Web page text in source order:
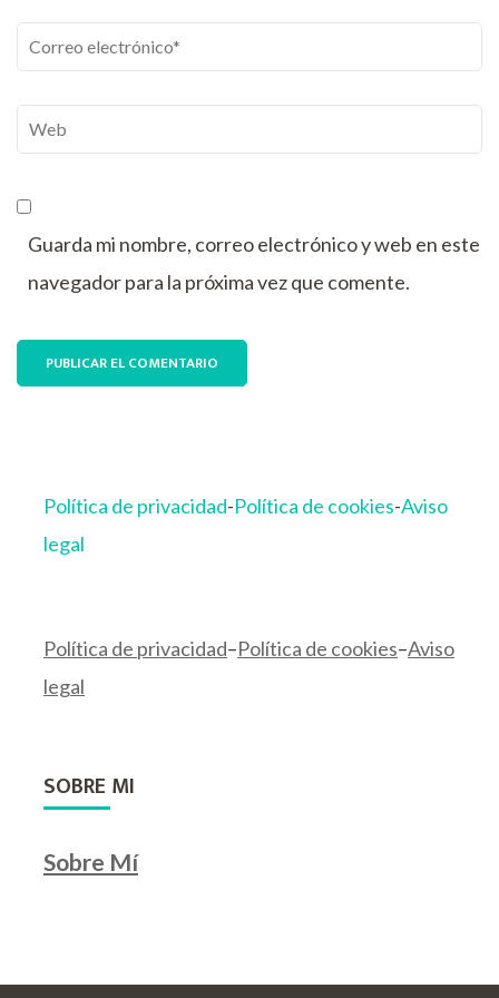
Correo
electrónico*
Web
Guarda mi nombre, correo electrónico y web en este
navegador para la próxima vez que comente.
Política de privacidad-Política de cookies-Aviso
legal
Política de privacidad–Política de cookies–Aviso
legal
SOBRE MI
Sobre Mí